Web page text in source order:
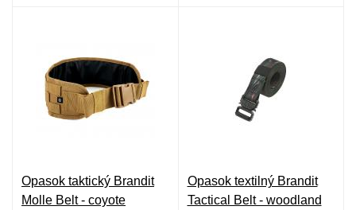
Opasok taktický Brandit
Molle Belt - coyote
Opasok textilný Brandit
Tactical Belt - woodland